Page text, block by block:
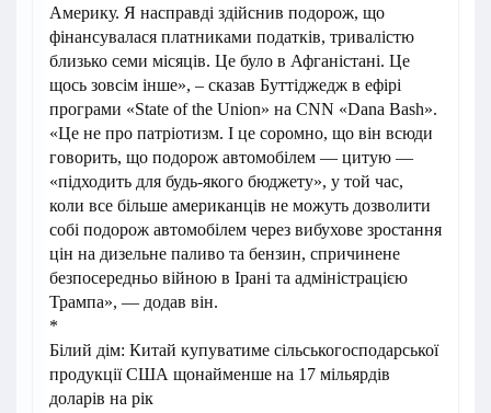
Америку. Я насправді здійснив подорож, що
фінансувалася платниками податків, тривалістю
близько семи місяців. Це було в Афганістані. Це
щось зовсім інше», – сказав Буттіджедж в ефірі
програми «State of the Union» на CNN «Dana Bash».
«Це не про патріотизм. І це соромно, що він всюди
говорить, що подорож автомобілем — цитую —
«підходить для будь-якого бюджету», у той час,
коли все більше американців не можуть дозволити
собі подорож автомобілем через вибухове зростання
цін на дизельне паливо та бензин, спричинене
безпосередньо війною в Ірані та адміністрацією
Трампа», — додав він.
*
Білий дім: Китай купуватиме сільськогосподарської
продукції США щонайменше на 17 мільярдів
доларів на рік